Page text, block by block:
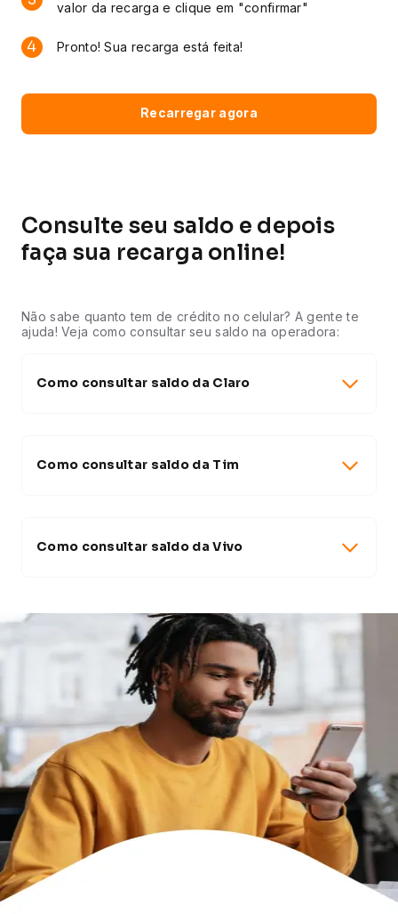
valor da recarga e clique em "confirmar"
4 Pronto! Sua recarga está feita!
Recarregar agora
Consulte seu saldo e depois
faça sua recarga online!
Não sabe quanto tem de crédito no celular? A gente te
ajuda! Veja como consultar seu saldo na operadora:
Como consultar saldo da Claro
Como consultar saldo da Tim
Como consultar saldo da Vivo